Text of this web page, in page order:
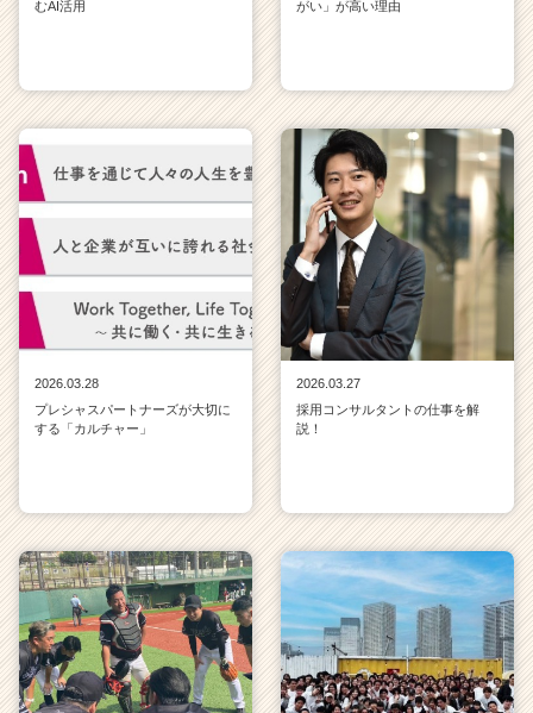
むAI活用
がい」が高い理由
2026.03.28
プレシャスパートナーズが大切に
する「カルチャー」
2026.03.27
採用コンサルタントの仕事を解
説！